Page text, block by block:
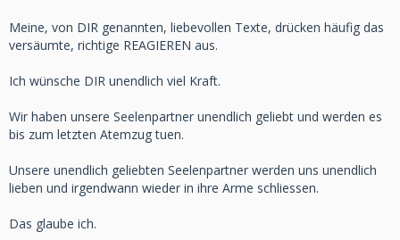
Meine, von DIR genannten, liebevollen Texte, drücken häufig das
versäumte, richtige REAGIEREN aus.
Ich wünsche DIR unendlich viel Kraft.
Wir haben unsere Seelenpartner unendlich geliebt und werden es
bis zum letzten Atemzug tuen.
Unsere unendlich geliebten Seelenpartner werden uns unendlich
lieben und irgendwann wieder in ihre Arme schliessen.
Das glaube ich.